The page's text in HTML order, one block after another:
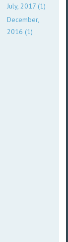
July, 2017 (1)
December,
2016 (1)